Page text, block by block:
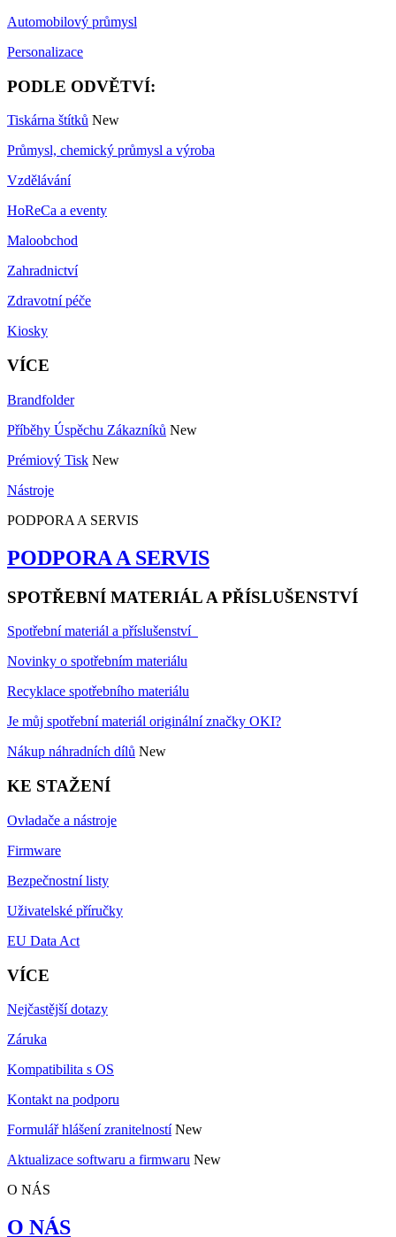
Automobilový průmysl
Personalizace
PODLE ODVĚTVÍ:
Tiskárna štítků New
Průmysl, chemický průmysl a výroba
Vzdělávání
HoReCa a eventy
Maloobchod
Zahradnictví
Zdravotní péče
Kiosky
VÍCE
Brandfolder
Příběhy Úspěchu Zákazníků New
Prémiový Tisk New
Nástroje
PODPORA A SERVIS
PODPORA A SERVIS
SPOTŘEBNÍ MATERIÁL A PŘÍSLUŠENSTVÍ
Spotřební materiál a příslušenství
Novinky o spotřebním materiálu
Recyklace spotřebního materiálu
Je můj spotřební materiál originální značky OKI?
Nákup náhradních dílů New
KE STAŽENÍ
Ovladače a nástroje
Firmware
Bezpečnostní listy
Uživatelské příručky
EU Data Act
VÍCE
Nejčastější dotazy
Záruka
Kompatibilita s OS
Kontakt na podporu
Formulář hlášení zranitelností New
Aktualizace softwaru a firmwaru New
O NÁS
O NÁS